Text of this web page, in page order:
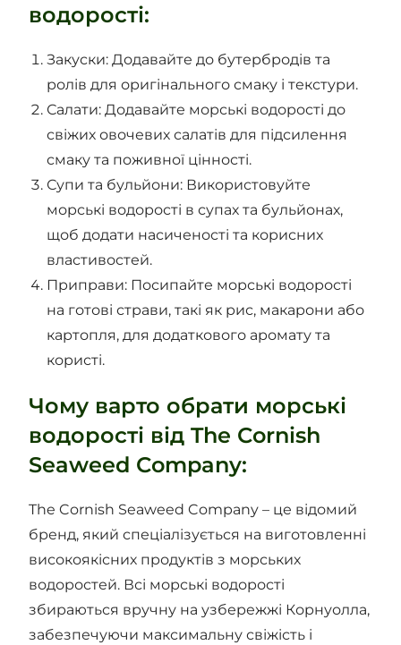
водорості:
Закуски: Додавайте до бутербродів та
ролів для оригінального смаку і текстури.
Салати: Додавайте морські водорості до
свіжих овочевих салатів для підсилення
смаку та поживної цінності.
Супи та бульйони: Використовуйте
морські водорості в супах та бульйонах,
щоб додати насиченості та корисних
властивостей.
Приправи: Посипайте морські водорості
на готові страви, такі як рис, макарони або
картопля, для додаткового аромату та
користі.
Чому варто обрати морські
водорості від The Cornish
Seaweed Company:
The Cornish Seaweed Company – це відомий
бренд, який спеціалізується на виготовленні
високоякісних продуктів з морських
водоростей. Всі морські водорості
збираються вручну на узбережжі Корнуолла,
забезпечуючи максимальну свіжість і